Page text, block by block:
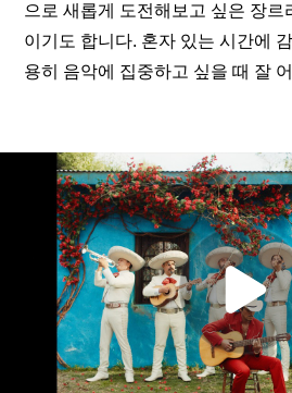
으로 새롭게 도전해보고 싶은 장르
이기도 합니다. 혼자 있는 시간에
용히 음악에 집중하고 싶을 때 잘